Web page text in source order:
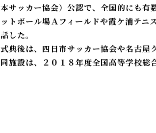
本サッカー協会）公認で、全国的にも有
ットボール場Ａフィールドや霞ケ浦テニ
話した。
式典後は、四日市サッカー協会や名古屋
同施設は、２０１８年度全国高等学校総